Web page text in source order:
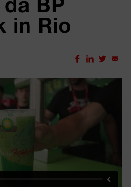
in Rio
consectetur adipiscing elit.